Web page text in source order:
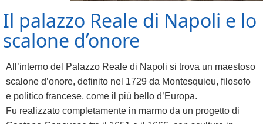
Il palazzo Reale di Napoli e lo
scalone d’onore
All’interno del Palazzo Reale di Napoli si trova un maestoso
scalone d’onore, definito nel 1729 da Montesquieu, filosofo
e politico francese, come il più bello d’Europa.
Fu realizzato completamente in marmo da un progetto di